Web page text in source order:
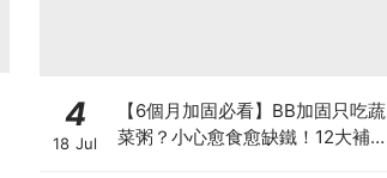
4
18 Jul
【6個月加固必看】BB加固只吃蔬
菜粥？小心愈食愈缺鐵！12大補鐵